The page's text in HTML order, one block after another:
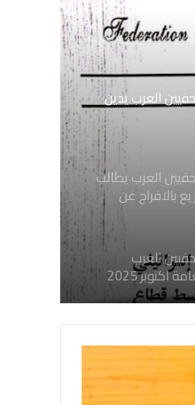
نويرة
للصحفيين العرب
العرب يدين
باستهداف
العرب يطالب
بالافراج عن
المعتقلين لديها
العرب
اكتوبر 2025
الصهيوني فى
اغتيال خمسة